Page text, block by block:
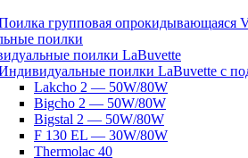
групповая опрокидывающаяся
поилки
поилки LaBuvette
поилки LaBuvette с
Lakcho 2 — 50W/80W
Bigcho 2 — 50W/80W
Bigstal 2 — 50W/80W
F 130 EL — 30W/80W
Thermolac 40